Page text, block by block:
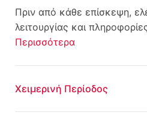
Πριν από κάθε επίσκεψη,
λειτουργίας και
Περισσότερα
Χειμερινή Περίοδος